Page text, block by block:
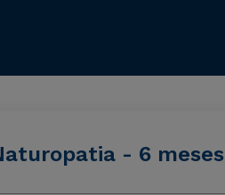
- 6 meses